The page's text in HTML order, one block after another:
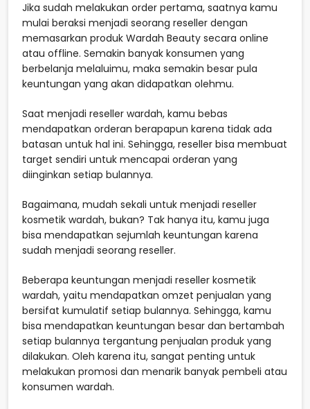
Jika sudah melakukan order pertama, saatnya kamu
mulai beraksi menjadi seorang reseller dengan
memasarkan produk Wardah Beauty secara online
atau offline. Semakin banyak konsumen yang
berbelanja melaluimu, maka semakin besar pula
keuntungan yang akan didapatkan olehmu.
Saat menjadi reseller wardah, kamu bebas
mendapatkan orderan berapapun karena tidak ada
batasan untuk hal ini. Sehingga, reseller bisa membuat
target sendiri untuk mencapai orderan yang
diinginkan setiap bulannya.
Bagaimana, mudah sekali untuk menjadi reseller
kosmetik wardah, bukan? Tak hanya itu, kamu juga
bisa mendapatkan sejumlah keuntungan karena
sudah menjadi seorang reseller.
Beberapa keuntungan menjadi reseller kosmetik
wardah, yaitu mendapatkan omzet penjualan yang
bersifat kumulatif setiap bulannya. Sehingga, kamu
bisa mendapatkan keuntungan besar dan bertambah
setiap bulannya tergantung penjualan produk yang
dilakukan. Oleh karena itu, sangat penting untuk
melakukan promosi dan menarik banyak pembeli atau
konsumen wardah.